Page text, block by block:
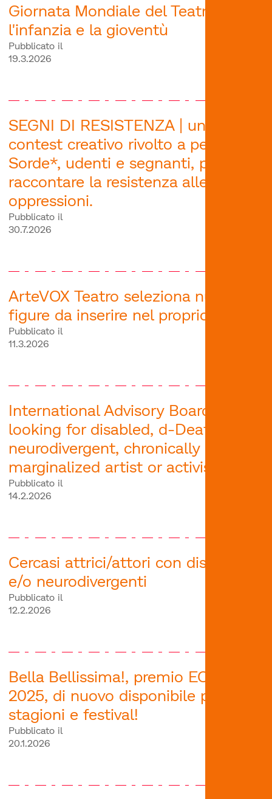
Giornata Mondiale del Teatro per
l'infanzia e la gioventù
Pubblicato il
19.3.2026
SEGNI DI RESISTENZA | un
contest creativo rivolto a persone
Sorde*, udenti e segnanti, per
raccontare la resistenza alle
oppressioni.
Pubblicato il
30.7.2026
ArteVOX Teatro seleziona nuove
figure da inserire nel proprio team.
Pubblicato il
11.3.2026
International Advisory Board | we're
looking for disabled, d-Deaf,
neurodivergent, chronically ill or
marginalized artist or activist
Pubblicato il
14.2.2026
Cercasi attrici/attori con disabilità
e/o neurodivergenti
Pubblicato il
12.2.2026
Bella Bellissima!, premio EOLO
2025, di nuovo disponibile per
stagioni e festival!
Pubblicato il
20.1.2026